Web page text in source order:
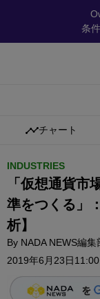
条
チャート
INDUSTRIES
「仮想通貨市
準をつくる」
析】
By NADA NEWS編集
2019年6月23日11:00